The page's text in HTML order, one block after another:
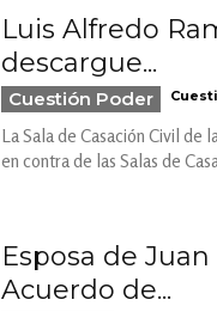
Luis Alfredo
descargue...
Cuestión Poder
La Sala de Casación Civil de
en contra de las Salas de
Esposa de
Acuerdo de...